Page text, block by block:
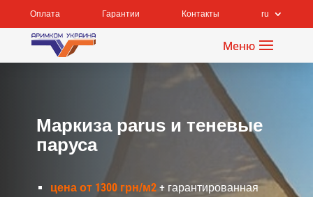
Оплата Гарантии Контакты ru
Маркиза parus и теневые
паруса
цена от 1300 грн/м2+ гарантированная